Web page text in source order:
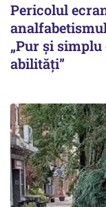
Pericolul
„Pur și
abilități”